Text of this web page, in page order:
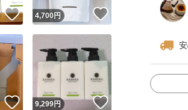
ユーザーの実績について
いいね！
4,700円
いいね！
9,299円